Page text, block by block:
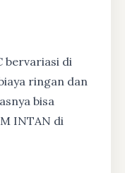
bervariasi di
ringan dan
bisa
INTAN di